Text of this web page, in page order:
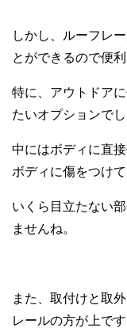
しかし、ルーフレ
とができるので便利
特に、アウトドア
たいオプションでし
中にはボディに直
ボディに傷をつけ
いくら目立たない
ませんね。
また、取付けと取
レールの方が上です